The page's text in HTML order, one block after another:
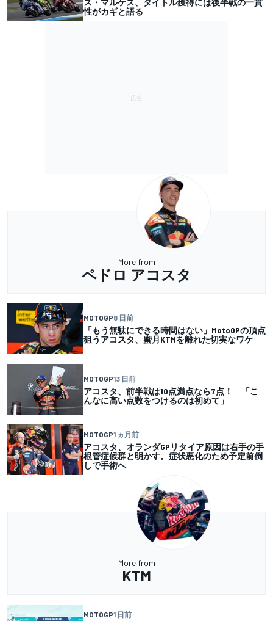
性がカギと語る
More from
ペドロ アコスタ
MOTOGP8 日前
「もう無駄にできる時間はない」MotoGPの頂点
狙うアコスタ、蜜月KTMを離れた切実なワケ
MOTOGP13 日前
アコスタ、前半戦は10点満点なら7点！ 「こ
んなに高い点数をつけるのは初めて」
MOTOGP1 ヵ月前
アコスタ、オランダGPリタイア原因は右手の手
根管症候群と明かす。症状悪化のため予定前倒
しで手術へ
More from
KTM
MOTOGP1 日前